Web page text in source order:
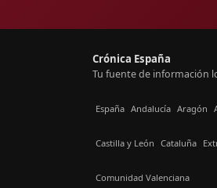
Crónica España
Tu fuente de información
España Andalucía Aragón
Castilla y León Cataluña
Comunidad Valenciana